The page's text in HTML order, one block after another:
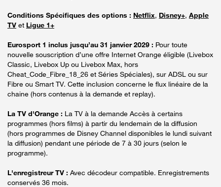
Conditions Spécifiques des options : Netflix, Disney+, Apple
TV et Ligue 1+
Eurosport 1 inclus jusqu’au 31 janvier 2029 : Pour toute
nouvelle souscription d’une offre Internet Orange éligible (Livebox
Classic, Livebox Up ou Livebox Max, hors
Cheat_Code_Fibre_18_26 et Séries Spéciales), sur ADSL ou sur
Fibre ou Smart TV. Cette inclusion concerne le flux linéaire de la
chaine (hors contenus à la demande et replay).
La TV d'Orange : La TV à la demande Accès à certains
programmes (hors films) à partir du lendemain de la diffusion
(hors programmes de Disney Channel disponibles le lundi suivant
la diffusion) pendant une période de 7 à 30 jours (selon le
programme).
L'enregistreur TV : Avec décodeur compatible. Enregistrements
conservés 36 mois.